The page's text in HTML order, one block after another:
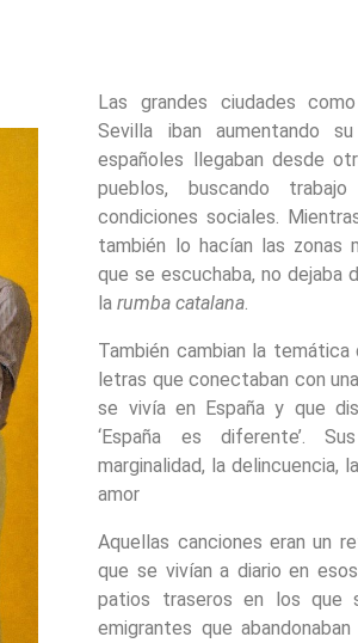
Las grandes ciudades
Sevilla iban aumentando
españoles llegaban desde
pueblos, buscando
condiciones sociales.
también lo hacían las zonas
que se escuchaba, no dejaba
larumba catalana.
También cambian la temática
letras que conectaban con
se vivía en España y que
‘España es diferente’.
marginalidad, la delincuencia,
amor
Aquellas canciones eran un
que se vivían a diario en
patios traseros en los que
emigrantes que